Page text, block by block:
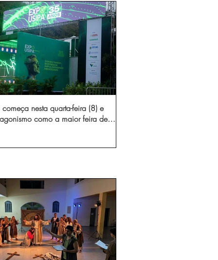
por ano pelas vias de Timóteo
nesta quarta-feira (8) e
como a maior feira de